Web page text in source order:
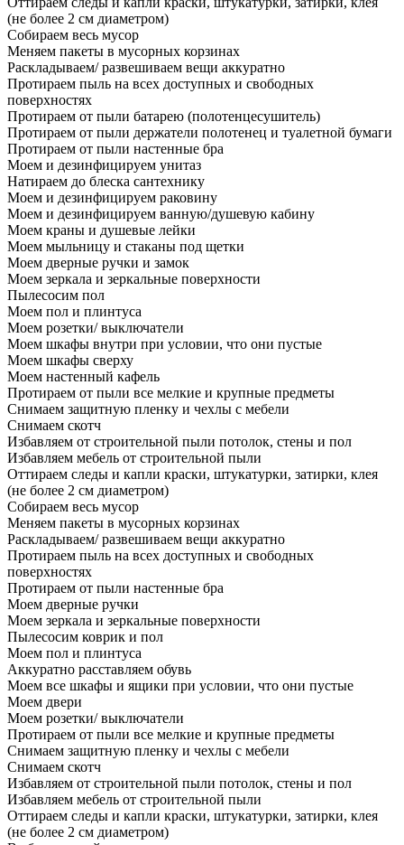
(не более 2 см диаметром)
Собираем весь мусор
Меняем пакеты в мусорных корзинах
Раскладываем/ развешиваем вещи аккуратно
Протираем пыль на всех доступных и свободных
поверхностях
Протираем от пыли батарею (полотенцесушитель)
Протираем от пыли держатели полотенец и туалетной бумаги
Протираем от пыли настенные бра
Моем и дезинфицируем унитаз
Натираем до блеска сантехнику
Моем и дезинфицируем раковину
Моем и дезинфицируем ванную/душевую кабину
Моем краны и душевые лейки
Моем мыльницу и стаканы под щетки
Моем дверные ручки и замок
Моем зеркала и зеркальные поверхности
Пылесосим пол
Моем пол и плинтуса
Моем розетки/ выключатели
Моем шкафы внутри при условии, что они пустые
Моем шкафы сверху
Моем настенный кафель
Протираем от пыли все мелкие и крупные предметы
Снимаем защитную пленку и чехлы с мебели
Снимаем скотч
Избавляем от строительной пыли потолок, стены и пол
Избавляем мебель от строительной пыли
Оттираем следы и капли краски, штукатурки, затирки, клея
(не более 2 см диаметром)
Собираем весь мусор
Меняем пакеты в мусорных корзинах
Раскладываем/ развешиваем вещи аккуратно
Протираем пыль на всех доступных и свободных
поверхностях
Протираем от пыли настенные бра
Моем дверные ручки
Моем зеркала и зеркальные поверхности
Пылесосим коврик и пол
Моем пол и плинтуса
Аккуратно расставляем обувь
Моем все шкафы и ящики при условии, что они пустые
Моем двери
Моем розетки/ выключатели
Протираем от пыли все мелкие и крупные предметы
Снимаем защитную пленку и чехлы с мебели
Снимаем скотч
Избавляем от строительной пыли потолок, стены и пол
Избавляем мебель от строительной пыли
Оттираем следы и капли краски, штукатурки, затирки, клея
(не более 2 см диаметром)